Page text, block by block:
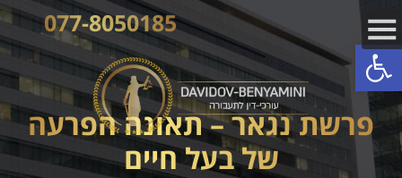
פתח סרגל נגישות
077-8050185
פרשת נגאר – תאונה הפרעה
של בעל חיים